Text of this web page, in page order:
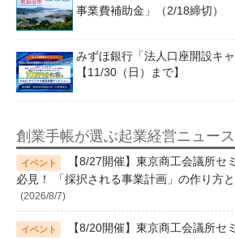
事業費補助金」（2/18締切）
みずほ銀行「法人口座開設キ
【11/30（日）まで】
創業手帳が選ぶ起業経営ニュース
【8/27開催】東京商工会議所セ
必見！ 「採択される事業計画」の作り方と
(2026/8/7)
【8/20開催】東京商工会議所セ